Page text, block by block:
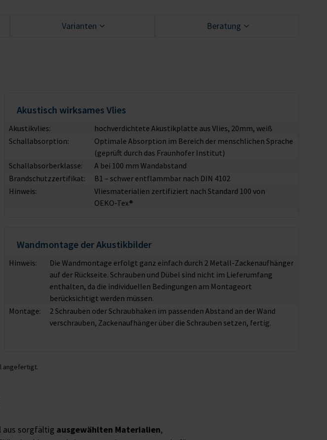
Varianten Beratung
Akustisch wirksames Vlies
Akustikvlies:
hochverdichtete Akustikplatte aus Vlies, 20mm, weiß
Schallabsorption:
Optimale Absorption im Bereich der menschlichen Sprache
(geprüft durch das Fraunhofer Institut)
Schallabsorberklasse:
A bei 100 mm Wandabstand
Brandschutzzertifikat:
B1 – schwer entflammbar nach DIN 4102
Hinweis:
Vliesmaterialien zertifiziert nach Standard 100 von
OEKO-Tex®
Wandmontage der Akustikbilder
Hinweis:
Die Wandmontage erfolgt ganz einfach durch 2 Metall-Zackenaufhänger
auf der Rückseite. Schrauben und Dübel sind nicht im Lieferumfang
enthalten, da die individuellen Bedingungen am Montageort
berücksichtigt werden müssen.
Montage:
2 Schrauben oder Schraubhaken im passenden Abstand an der Wand
verschrauben, Zackenaufhänger über die Schrauben setzen, fertig.
angefertigt.
aus sorgfältig ausgewählten Materialien,